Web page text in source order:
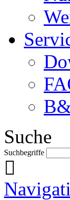
Suche
Suchbegriffe